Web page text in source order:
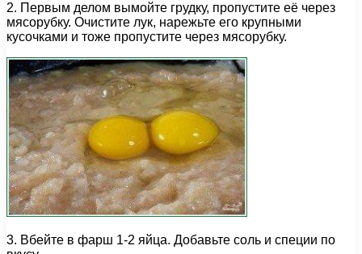
2. Первым делом вымойте грудку, пропустите её через
мясорубку. Очистите лук, нарежьте его крупными
кусочками и тоже пропустите через мясорубку.
3. Вбейте в фарш 1-2 яйца. Добавьте соль и специи по